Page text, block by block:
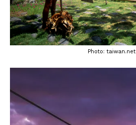
Photo: taiwan.net